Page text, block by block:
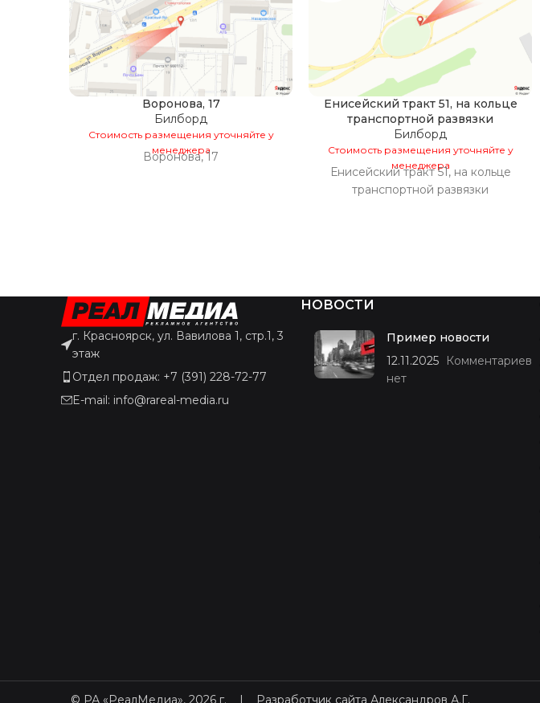
Воронова, 17
Билборд
Стоимость размещения уточняйте у
менеджера
Воронова, 17
Енисейский тракт 51, на кольце
транспортной развязки
Билборд
Стоимость размещения уточняйте у
менеджера
Енисейский тракт 51, на кольце
транспортной развязки
г. Красноярск, ул. Вавилова 1, стр.1, 3
этаж
Отдел продаж: +7 (391) 228-72-77
E-mail: info@rareal-media.ru
НОВОСТИ
Пример новости
12.11.2025
Комментариев
нет
© РА «РеалМедиа», 2026 г. | Разработчик сайта Александров А.Г.